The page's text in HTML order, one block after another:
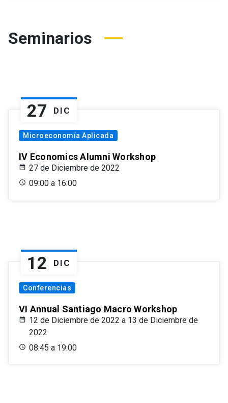
Seminarios
27 DIC
Microeconomía Aplicada
IV Economics Alumni Workshop
27 de Diciembre de 2022
09:00 a 16:00
12 DIC
Conferencias
VI Annual Santiago Macro Workshop
12 de Diciembre de 2022 a 13 de Diciembre de
2022
08:45 a 19:00